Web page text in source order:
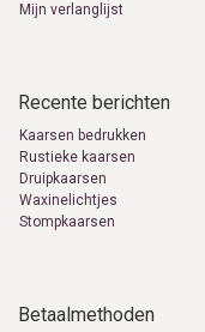
Mijn verlanglijst
Recente berichten
Kaarsen bedrukken
Rustieke kaarsen
Druipkaarsen
Waxinelichtjes
Stompkaarsen
Betaalmethoden